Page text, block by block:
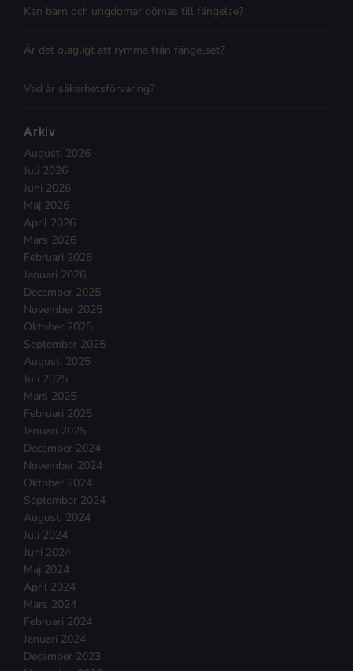
Kan barn och ungdomar dömas till fängelse?
Är det olagligt att rymma från fängelset?
Vad är säkerhetsförvaring?
Arkiv
Augusti 2026
Juli 2026
Juni 2026
Maj 2026
April 2026
Mars 2026
Februari 2026
Januari 2026
December 2025
November 2025
Oktober 2025
September 2025
Augusti 2025
Juli 2025
Mars 2025
Februari 2025
Januari 2025
December 2024
November 2024
Oktober 2024
September 2024
Augusti 2024
Juli 2024
Juni 2024
Maj 2024
April 2024
Mars 2024
Februari 2024
Januari 2024
December 2023